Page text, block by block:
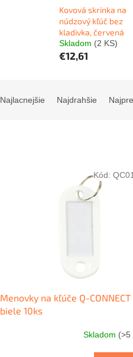
Kovová skrinka na
núdzový kľúč bez
kladivka, červená
Skladom (2 KS)
€12,61
Najlacnejšie Najdrahšie
Menovky na kľúče Q-CONNECT
biele 10ks
Skladom (>5
Kód: